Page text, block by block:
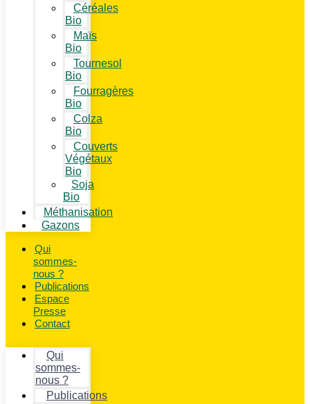
Céréales
Bio
Maïs
Bio
Tournesol
Bio
Fourragères
Bio
Colza
Bio
Couverts
Végétaux
Bio
Soja
Bio
Méthanisation
Gazons
Qui
sommes-
nous ?
Publications
Espace
Presse
Contact
Qui
sommes-
nous ?
Publications